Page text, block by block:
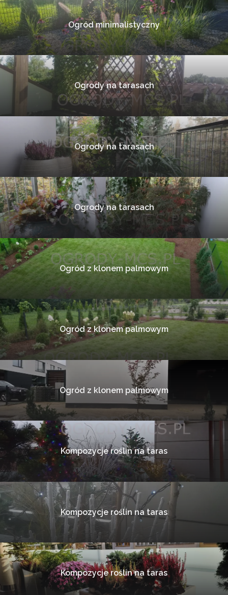
Ogród minimalistyczny
Ogrody na tarasach
Ogrody na tarasach
Ogrody na tarasach
Ogród z klonem palmowym
Ogród z klonem palmowym
Ogród z klonem palmowym
Kompozycje roślin na taras
Kompozycje roślin na taras
Kompozycje roślin na taras